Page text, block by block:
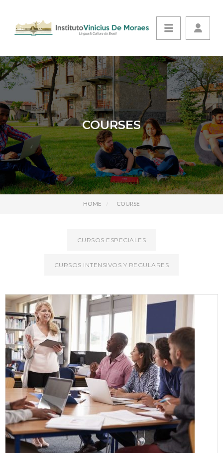
COURSES
HOME COURSE
CURSOS ESPECIALES
CURSOS INTENSIVOS Y REGULARES